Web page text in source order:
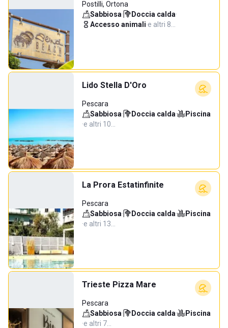
Postilli, Ortona
Sabbiosa· Doccia calda·
Accesso animali·e altri 8…
Lido Stella D'Oro
Pescara
Sabbiosa· Doccia calda·
Piscina
·e altri 10…
La Prora Estatinfinite
Pescara
Sabbiosa· Doccia calda·
Piscina
·e altri 13…
Trieste Pizza Mare
Pescara
Sabbiosa· Doccia calda·
Piscina
·e altri 7…